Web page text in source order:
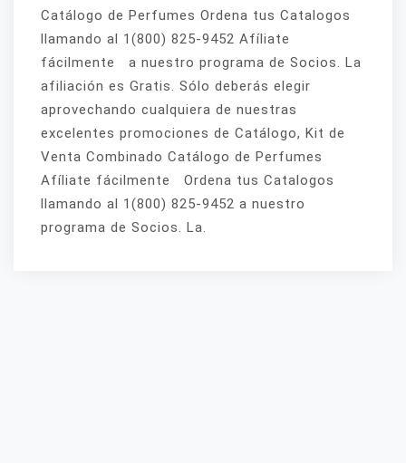
Catálogo de Perfumes Ordena tus Catalogos
llamando al 1(800) 825-9452 Afíliate
fácilmente a nuestro programa de Socios. La
afiliación es Gratis. Sólo deberás elegir
aprovechando cualquiera de nuestras
excelentes promociones de Catálogo, Kit de
Venta Combinado Catálogo de Perfumes
Afíliate fácilmente Ordena tus Catalogos
llamando al 1(800) 825-9452 a nuestro
programa de Socios. La.